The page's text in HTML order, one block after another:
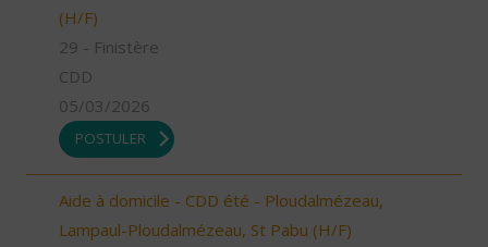
(H/F)
29 - Finistère
CDD
05/03/2026
POSTULER
Aide à domicile - CDD été - Ploudalmézeau,
Lampaul-Ploudalmézeau, St Pabu (H/F)